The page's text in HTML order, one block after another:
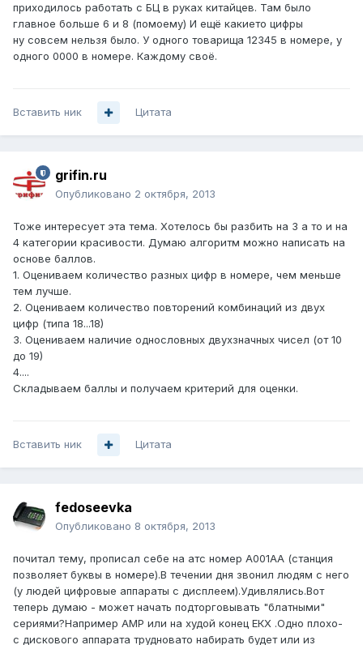
приходилось работать с БЦ в руках китайцев. Там было
главное больше 6 и 8 (помоему) И ещё какието цифры
ну совсем нельзя было. У одного товарища 12345 в номере, у
одного 0000 в номере. Каждому своё.
Вставить ник Цитата
grifin.ru
Опубликовано 2 октября, 2013
Тоже интересует эта тема. Хотелось бы разбить на 3 а то и на
4 категории красивости. Думаю алгоритм можно написать на
основе баллов.
1. Оцениваем количество разных цифр в номере, чем меньше
тем лучше.
2. Оцениваем количество повторений комбинаций из двух
цифр (типа 18...18)
3. Оцениваем наличие однословных двухзначных чисел (от 10
до 19)
4....
Складываем баллы и получаем критерий для оценки.
Вставить ник Цитата
fedoseevka
Опубликовано 8 октября, 2013
почитал тему, прописал себе на атс номер А001АА (станция
позволяет буквы в номере).В течении дня звонил людям с него
(у людей цифровые аппараты с дисплеем).Удивлялись.Вот
теперь думаю - может начать подторговывать "блатными"
сериями?Например АМР или на худой конец ЕКХ .Одно плохо-
с дискового аппарата трудновато набирать будет или из